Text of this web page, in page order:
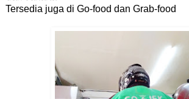
Tersedia juga di Go-food dan Grab-food